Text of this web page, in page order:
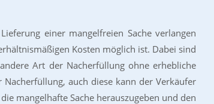
einer mangelfreien Sache verlangen
Kosten möglich ist. Dabei sind
Art der Nacherfüllung ohne erhebliche
auch diese kann der Verkäufer
mangelhafte Sache herauszugeben und den